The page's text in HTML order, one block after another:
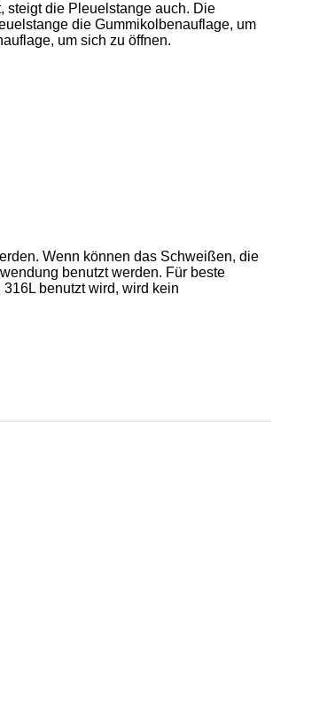
steigt die Pleuelstange auch. Die
die Gummikolbenauflage, um
um sich zu öffnen.
Wenn können das Schweißen, die
benutzt werden. Für beste
benutzt wird, wird kein